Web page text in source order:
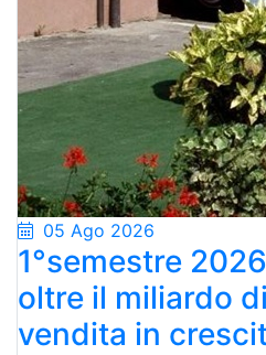
05 Ago 2026
1°semestre
oltre il miliardo
vendita in